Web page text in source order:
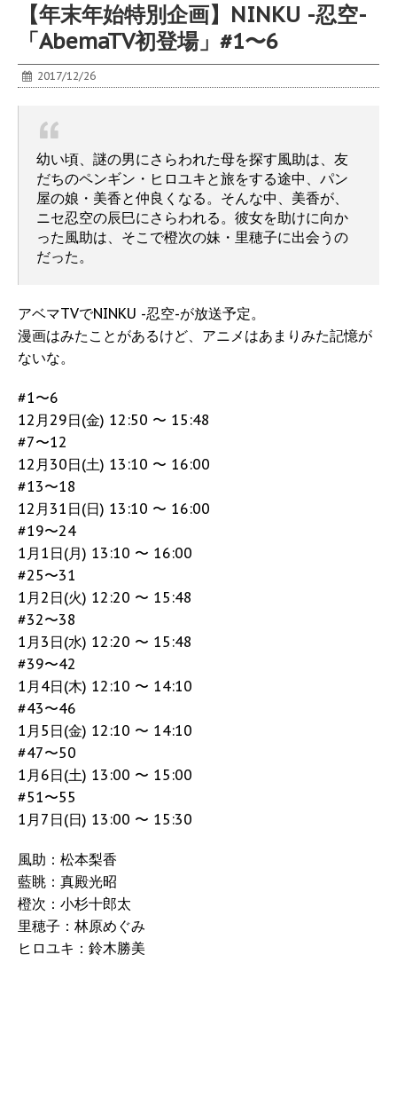
【年末年始特別企画】NINKU -忍空-
「AbemaTV初登場」#1〜6
2017/12/26
幼い頃、謎の男にさらわれた母を探す風助は、友
だちのペンギン・ヒロユキと旅をする途中、パン
屋の娘・美香と仲良くなる。そんな中、美香が、
ニセ忍空の辰巳にさらわれる。彼女を助けに向か
った風助は、そこで橙次の妹・里穂子に出会うの
だった。
アベマTVでNINKU -忍空-が放送予定。
漫画はみたことがあるけど、アニメはあまりみた記憶が
ないな。
#1〜6
12月29日(金) 12:50 〜 15:48
#7〜12
12月30日(土) 13:10 〜 16:00
#13〜18
12月31日(日) 13:10 〜 16:00
#19〜24
1月1日(月) 13:10 〜 16:00
#25〜31
1月2日(火) 12:20 〜 15:48
#32〜38
1月3日(水) 12:20 〜 15:48
#39〜42
1月4日(木) 12:10 〜 14:10
#43〜46
1月5日(金) 12:10 〜 14:10
#47〜50
1月6日(土) 13:00 〜 15:00
#51〜55
1月7日(日) 13:00 〜 15:30
風助：松本梨香
藍眺：真殿光昭
橙次：小杉十郎太
里穂子：林原めぐみ
ヒロユキ：鈴木勝美